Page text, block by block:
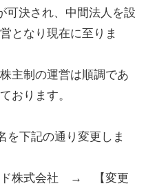
可決され、中間法人を設
となり現在に至りま
主制の運営は順調であ
おります。
を下記の通り変更しま
ド株式会社 → 【変更